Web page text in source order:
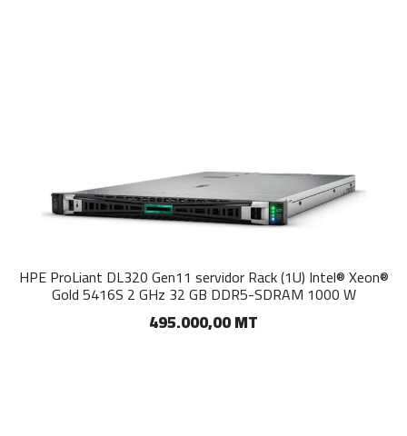
HPE ProLiant DL320 Gen11 servidor Rack (1U) Intel® Xeon®
Gold 5416S 2 GHz 32 GB DDR5-SDRAM 1000 W
495.000,00 MT